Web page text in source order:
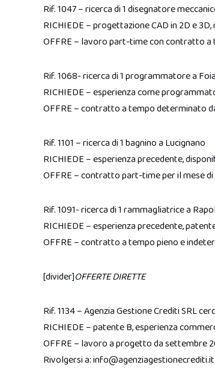
Rif. 1047 – ricerca di 1 disegnatore
RICHIEDE – progettazione CAD in 2D e
OFFRE – lavoro part-time con contratto
Rif. 1068- ricerca di 1 programmatore a
RICHIEDE – esperienza come
OFFRE – contratto a tempo determinato
Rif. 1101 – ricerca di 1 bagnino a Lucignano
RICHIEDE – esperienza precedente,
OFFRE – contratto part-time per il mese
Rif. 1091- ricerca di 1 rammagliatrice a
RICHIEDE – esperienza precedente,
OFFRE – contratto a tempo pieno e
[divider]OFFERTE DIRETTE
Rif. 1134 – Agenzia Gestione Crediti SRL
RICHIEDE – patente B, esperienza
OFFRE – lavoro a progetto da settembre
Rivolgersi a: info@agenziagestionecrediti.it